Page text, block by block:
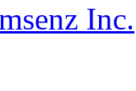
Inc.